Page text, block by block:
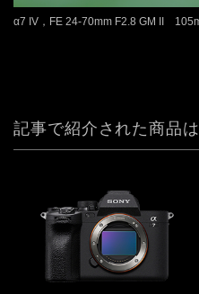
α7 IV，FE 24-70mm F2.8 GM II
記事で紹介された商品